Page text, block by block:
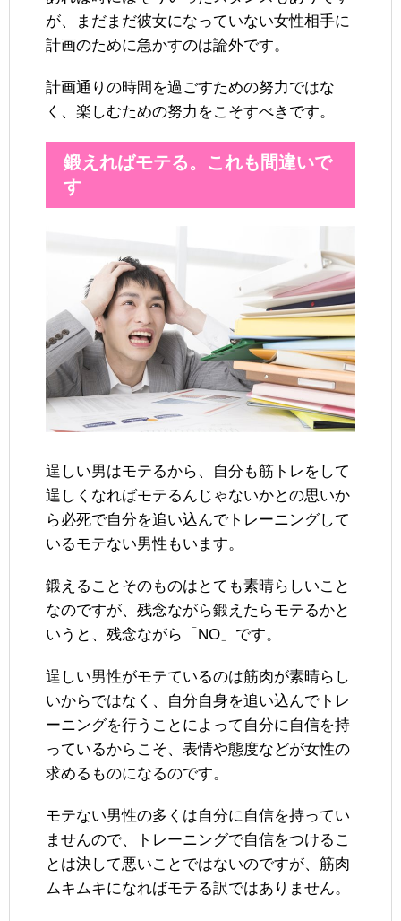
が、まだまだ彼女になっていない女性相手に
計画のために急かすのは論外です。
計画通りの時間を過ごすための努力ではな
く、楽しむための努力をこそすべきです。
鍛えればモテる。これも間違いで
す
逞しい男はモテるから、自分も筋トレをして
逞しくなればモテるんじゃないかとの思いか
ら必死で自分を追い込んでトレーニングして
いるモテない男性もいます。
鍛えることそのものはとても素晴らしいこと
なのですが、残念ながら鍛えたらモテるかと
いうと、残念ながら「NO」です。
逞しい男性がモテているのは筋肉が素晴らし
いからではなく、自分自身を追い込んでトレ
ーニングを行うことによって自分に自信を持
っているからこそ、表情や態度などが女性の
求めるものになるのです。
モテない男性の多くは自分に自信を持ってい
ませんので、トレーニングで自信をつけるこ
とは決して悪いことではないのですが、筋肉
ムキムキになればモテる訳ではありません。